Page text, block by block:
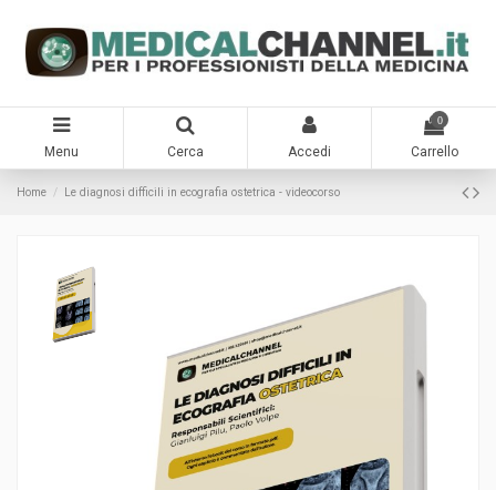
Menu Cerca Accedi
0
Carrello
Home Le diagnosi difficili in ecografia ostetrica - videocorso